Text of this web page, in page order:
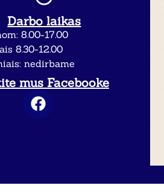
Darbo laikas
8.00-17.00
8.30-12.00
nedirbame
mus Facebooke